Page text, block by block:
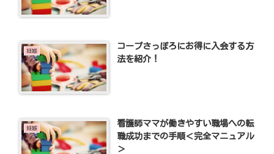
妊娠
コープさっぽろにお得に入会する方
法を紹介！
妊娠
看護師ママが働きやすい職場への転
職成功までの手順＜完全マニュアル
＞